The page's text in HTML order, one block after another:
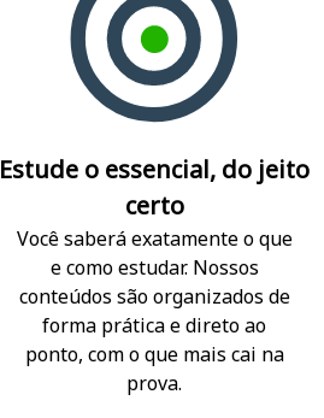
Estude o essencial, do jeito
certo
Você saberá exatamente o que
e como estudar. Nossos
conteúdos são organizados de
forma prática e direto ao
ponto, com o que mais cai na
prova.